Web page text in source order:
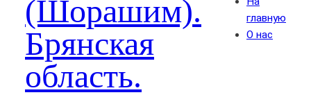
(Шорашим).
Брянская
область.
главную
О нас